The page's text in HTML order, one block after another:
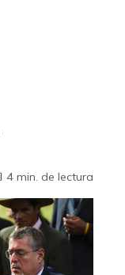
4 min. de lectura